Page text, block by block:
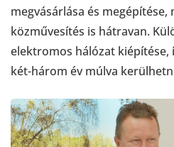
megvásárlása és megépítése,
közművesítés is hátravan.
elektromos hálózat kiépítése,
két-három év múlva